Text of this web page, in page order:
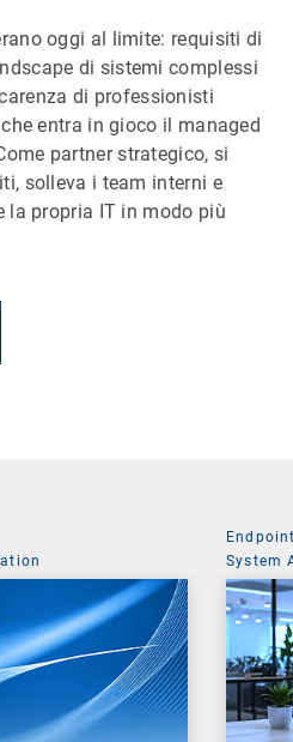
oggi al limite: requisiti di
di sistemi complessi
di professionisti
entra in gioco il managed
partner strategico, si
solleva i team interni e
la propria IT in modo più
System